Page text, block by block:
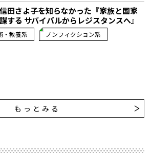
田さよ子を知らなかった『家族と国家
する サバイバルからレジスタンスへ』
・教養系 ノンフィクション系
もっとみる